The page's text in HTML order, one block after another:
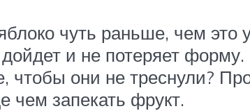
чуть раньше, чем это
и не потеряет форму.
чтобы они не треснули?
чем запекать фрукт.